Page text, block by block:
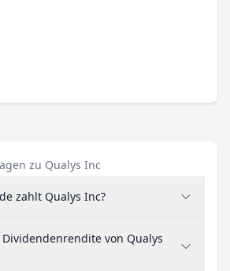
zu Qualys Inc
zahlt Qualys Inc?
von Qualys